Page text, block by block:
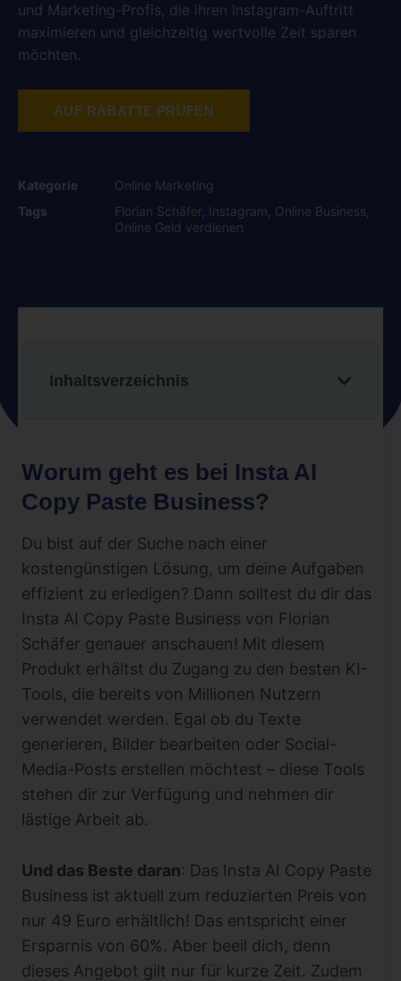
und Marketing-Profis, die ihren Instagram-Auftritt
maximieren und gleichzeitig wertvolle Zeit sparen
möchten.
AUF RABATTE PRÜFEN
Kategorie
Online Marketing
Tags
Florian Schäfer, Instagram Online Business
Online Geld verdienen
Inhaltsverzeichnis
Worum geht es bei Insta AI
Copy Paste Business?
Du bist auf der Suche nach einer
kostengünstigen Lösung, um deine Aufgaben
effizient zu erledigen? Dann solltest du dir das
Insta AI Copy Paste Business von Florian
Schäfer genauer anschauen! Mit diesem
Produkt erhältst du Zugang zu den besten KI-
Tools, die bereits von Millionen Nutzern
verwendet werden. Egal ob du Texte
generieren, Bilder bearbeiten oder Social-
Media-Posts erstellen möchtest – diese Tools
stehen dir zur Verfügung und nehmen dir
lästige Arbeit ab.
Und das Beste daran: Das Insta AI Copy Paste
Business ist aktuell zum reduzierten Preis von
nur 49 Euro erhältlich! Das entspricht einer
Ersparnis von 60%. Aber beeil dich, denn
dieses Angebot gilt nur für kurze Zeit. Zudem